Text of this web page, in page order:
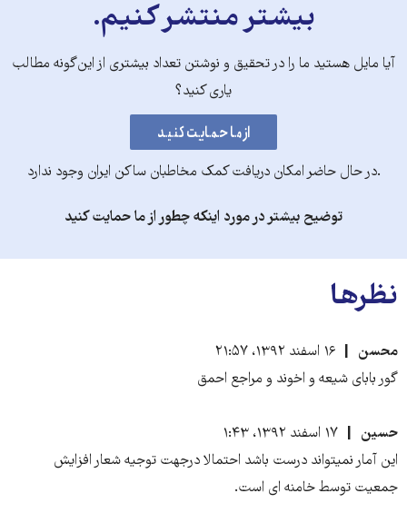
بیشتر منتشر کنیم.
آیا مایل هستید ما را در تحقیق و نوشتن تعداد بیشتری از این‌گونه مطالب
یاری کنید؟
.در حال حاضر امکان دریافت کمک مخاطبان ساکن ایران وجود ندارد
توضیح بیشتر در مورد اینکه چطور از ما حمایت کنید
نظرها
محسن
۱۶ اسفند ۱۳۹۲، ۲۱:۵۷
گور بابای شیعه و اخوند و مراجع احمق
حسین
۱۷ اسفند ۱۳۹۲، ۱:۴۳
این آمار نمیتواند درست باشد احتمالا درجهت توجیه شعار افزایش
جمعیت توسط خامنه ای است.